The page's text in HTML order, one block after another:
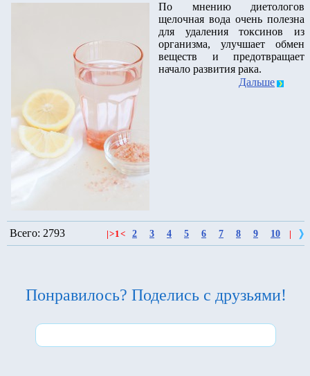
По мнению диетологов
щелочная вода очень полезна
для удаления токсинов из
организма, улучшает обмен
веществ и предотвращает
начало развития рака.
Дальше
Всего: 2793 >1< 2 3 4 5 6 7 8 9 10
Понравилось? Поделись с друзьями!